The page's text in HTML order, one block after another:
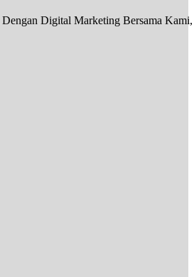
Digital Marketing Bersama